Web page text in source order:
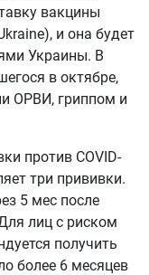
вакцины
и она будет
Украины. В
в октябре,
ОРВИ, гриппом и
против COVID-
три прививки.
5 мес после
лиц с риском
получить
более 6 месяцев